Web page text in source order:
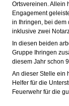
Ortsvereinen. Allein
Engagement
in Ihringen, bei dem
inklusive zwei
In diesen beiden
Gruppe Ihringen
diesem Jahr schon
An dieser Stelle ein
Helfer für die
Feuerwehr für die